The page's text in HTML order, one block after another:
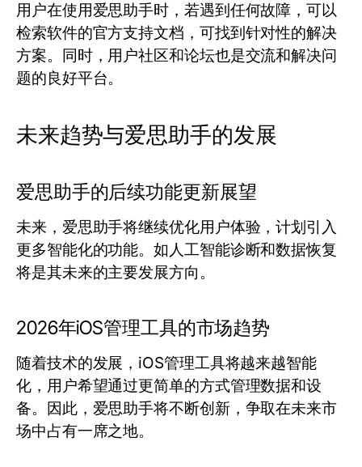
用户在使用爱思助手时，若遇到任何故障，可以
检索软件的官方支持文档，可找到针对性的解决
方案。同时，用户社区和论坛也是交流和解决问
题的良好平台。
未来趋势与爱思助手的发展
爱思助手的后续功能更新展望
未来，爱思助手将继续优化用户体验，计划引入
更多智能化的功能。如人工智能诊断和数据恢复
将是其未来的主要发展方向。
2026年iOS管理工具的市场趋势
随着技术的发展，iOS管理工具将越来越智能
化，用户希望通过更简单的方式管理数据和设
备。因此，爱思助手将不断创新，争取在未来市
场中占有一席之地。